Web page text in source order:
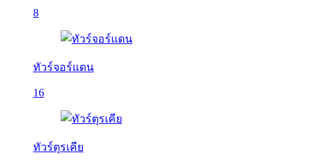
8
ทัวร์จอร์แดน
16
ทัวร์ตุรเคีย